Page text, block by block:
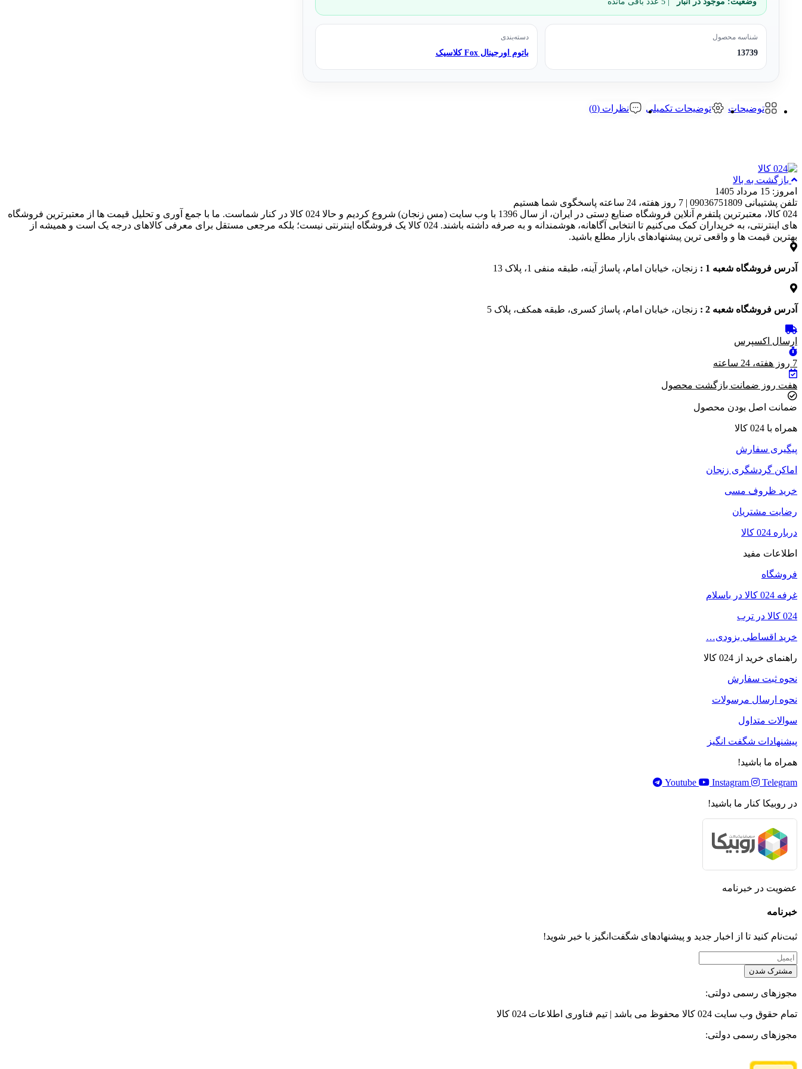
شناسه محصول
13739
دسته‌بندی
باتوم اورجینال Fox کلاسیک
توضیحات توضیحات تکمیلی نظرات (0)
بازگشت به بالا
امروز: 15 مرداد 1405
تلفن پشتیبانی 09036751809 | 7 روز هفته، 24 ساعته پاسخگوی شما هستیم
024 کالا، معتبرترین پلتفرم آنلاین فروشگاه صنایع دستی در ایران، از سال 1396 با وب سایت (مس زنجان) شروع کردیم و حالا 024 کالا در کنار شماست. ما با جمع‌ آوری و تحلیل قیمت‌ ها از معتبرترین فروشگاه‌
های اینترنتی، به خریداران کمک می‌کنیم تا انتخابی آگاهانه، هوشمندانه و به‌ صرفه داشته باشند. 024 کالا یک فروشگاه اینترنتی نیست؛ بلکه مرجعی مستقل برای معرفی کالاهای درجه یک است و همیشه از
بهترین قیمت‌ ها و واقعی‌ ترین پیشنهادهای بازار مطلع باشید.
آدرس فروشگاه شعبه 1 : زنجان، خیابان امام، پاساژ آینه، طبقه منفی 1، پلاک 13
آدرس فروشگاه شعبه 2 : زنجان، خیابان امام، پاساژ کسری، طبقه همکف، پلاک 5
ارسال اکسپرس
7 روز هفته، 24 ساعته
هفت روز ضمانت بازگشت محصول
ضمانت اصل بودن محصول
همراه با 024 کالا
پیگیری سفارش
اماکن گردشگری زنجان
خرید ظروف مسی
رضایت مشتریان
درباره 024 کالا
اطلاعات مفید
فروشگاه
غرفه 024 کالا در باسلام
024 کالا در ترب
خرید اقساطی بزودی…
راهنمای خرید از 024 کالا
نحوه ثبت سفارش
نحوه ارسال مرسولات
سوالات متداول
پیشنهادات شگفت انگیز
همراه ما باشید!
Youtube
Instagram Telegram
در روبیکا کنار ما باشید!
عضویت در خبرنامه
خبر‌نامه
ثبت‌نام کنید تا از اخبار جدید و پیشنهاد‌های شگفت‌انگیز با خبر شوید!
مشترک شدن
مجوزهای رسمی دولتی:
تمام حقوق وب سایت 024 کالا محفوظ می باشد | تیم فناوری اطلاعات 024 کالا
مجوزهای رسمی دولتی: